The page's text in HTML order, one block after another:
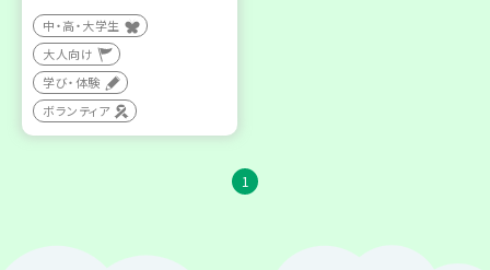
中・高・大学生
大人向け
学び・体験
ボランティア
1